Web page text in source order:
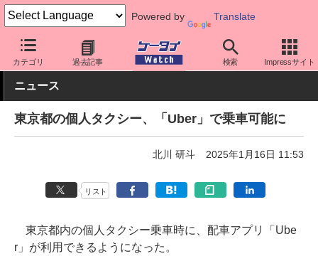
Powered by Translate
カテゴリ 過去記事 検索 Impressサイト
ケータイ Watch アプリ・サービス 決済/金融
ニュース
東京都の個人タクシー、「Uber」で乗車可能に
北川 研斗 2025年1月16日 11:53
リスト
東京都内の個人タクシー乗車時に、配車アプリ「Ube
r」が利用できるようになった。